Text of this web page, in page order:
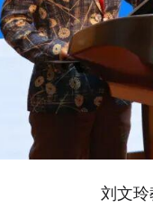
刘文